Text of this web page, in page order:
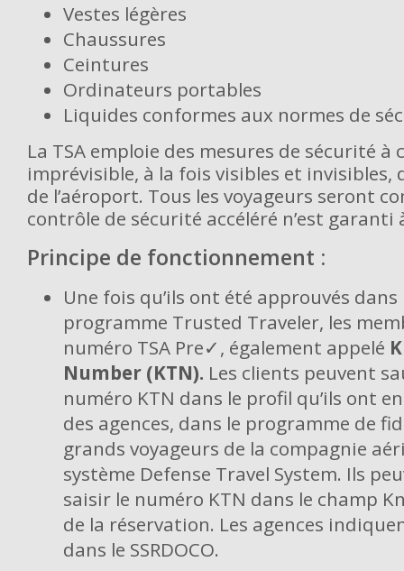
Vestes légères
Chaussures
Ceintures
Ordinateurs portables
Liquides conformes aux normes de
La TSA emploie des mesures de sécurité à
imprévisible, à la fois visibles et invisibles,
de l’aéroport. Tous les voyageurs seront
contrôle de sécurité accéléré n’est garanti
Principe de fonctionnement :
Une fois qu’ils ont été approuvés
programme Trusted Traveler, les
numéro TSA Pre✓, également appelé
Number (KTN). Les clients peuvent
numéro KTN dans le profil qu’ils ont
des agences, dans le programme de
grands voyageurs de la compagnie
système Defense Travel System. Ils
saisir le numéro KTN dans le champ
de la réservation. Les agences
dans le SSRDOCO.